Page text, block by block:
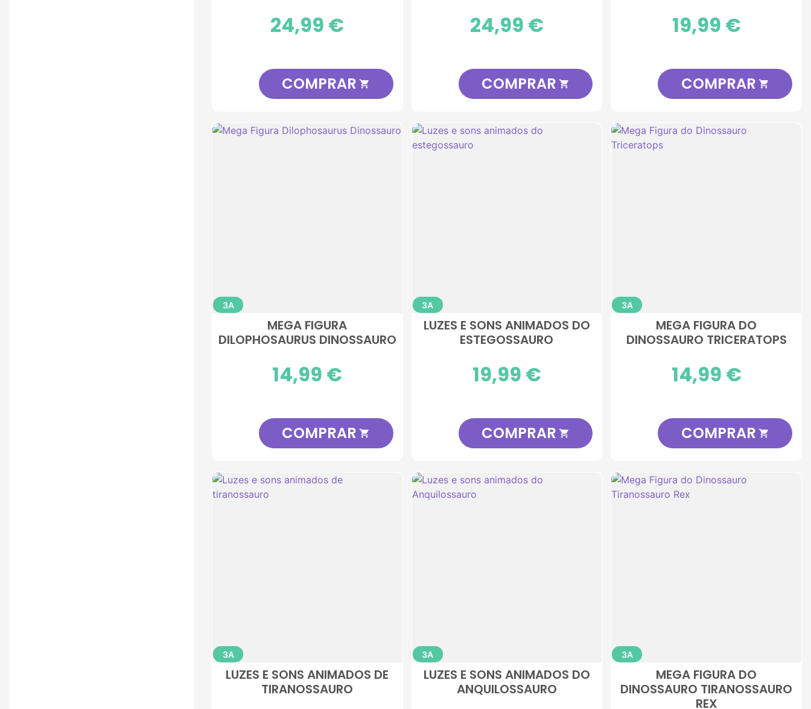
Preço
24,99 €
COMPRAR 
Preço
24,99 €
COMPRAR 
Preço
19,99 €
COMPRAR 
3A
MEGA FIGURA
DILOPHOSAURUS DINOSSAURO
Preço
14,99 €
COMPRAR 
3A
LUZES E SONS ANIMADOS DO
ESTEGOSSAURO
Preço
19,99 €
COMPRAR 
3A
MEGA FIGURA DO
DINOSSAURO TRICERATOPS
Preço
14,99 €
COMPRAR 
3A
LUZES E SONS ANIMADOS DE
TIRANOSSAURO
3A
LUZES E SONS ANIMADOS DO
ANQUILOSSAURO
3A
MEGA FIGURA DO
DINOSSAURO TIRANOSSAURO
REX